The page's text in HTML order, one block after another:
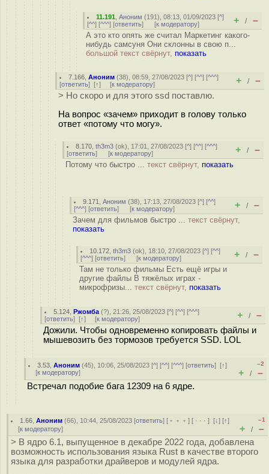
11.191 ,Аноним (191), 08:13, 01/09/2023 [^]
[^^] [^^^] [ответить] [к модератору] + / –
А это кто опять же считал Маркетинг какого-
нибудь самсуня Они склонны в свою п...
большой текст свёрнут, показать
7.166 ,Аноним (38), 08:59, 27/08/2023 [^] [^^] [^^^]
[ответить] [↑] [к модератору] + / –
> Но скоро и для этого ssd поставлю.
На вопрос «зачем» приходит в голову только
ответ «потому что могу».
8.170 ,th3m3 (ok), 17:01, 27/08/2023 [^] [^^] [^^^]
[ответить] [к модератору] + / –
Потому что быстро ... текст свёрнут, показать
9.171 ,Аноним (38), 17:13, 27/08/2023 [^] [^^]
[^^^] [ответить] [к модератору] + / –
Зачем для фильмов быстро ... текст свёрнут,
показать
10.172 ,th3m3 (ok), 18:10, 27/08/2023 [^] [^^]
[^^^] [ответить] [к модератору] + / –
Там не только фильмы Есть ещё игры и
другие файлы В тяжёлых играх -
микрофризы... текст свёрнут, показать
5.124 ,Ржомба (?), 21:26, 25/08/2023 [^] [^^] [^^^]
[ответить] [↑] [к модератору] + / –
Дожили. Чтобы одновременно копировать файлы и
мышевозить без тормозов требуется SSD. LOL
3.53 ,Аноним (45), 10:06, 25/08/2023 [^] [^^] [^^^] [ответить][↑]
[к модератору]
–2
+ / –
Встречал подобие бага 12309 на 6 ядре.
1.66 ,Аноним (66), 10:44, 25/08/2023 [ответить] [ ﹢﹢﹢] [ · · ·][↓] [↑]
[к модератору]
–1
+ / –
> В ядро 6.1, выпущенное в декабре 2022 года, добавлена
возможность использования языка Rust в качестве второго
языка для разработки драйверов и модулей ядра.